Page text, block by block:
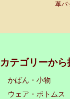
革バ
カテゴリーから
かばん・小物
ウェア・ボトムス